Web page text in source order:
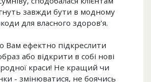
завжди бути в модному
для власного здоров’я.
Вам ефектно підкреслити
або відкрити в собі нові
краси! Не кращий чи
- змінюватися, не боячись